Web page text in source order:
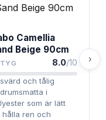
Camellia
Beige 90cm
8.0/10
och tålig
i
som är lätt
hålla ren och
›